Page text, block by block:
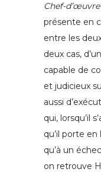
Chef-
présente en
entre les
deux cas,
capable de
et judicieux
aussi
qui, lorsqu’il
qu’il porte
qu’à un
on retrouve